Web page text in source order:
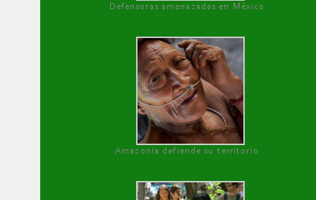
Defensoras amenazadas en México
Amazonía defiende su territorio